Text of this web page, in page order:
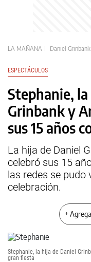
LA MAÑANA Daniel Grinbank
ESPECTÁCULOS
Stephanie,
Grinbank y
sus 15 años
La hija de Daniel
celebró sus 15
las redes se pudo
celebración.
+
Stephanie, la hija de Daniel
gran fiesta